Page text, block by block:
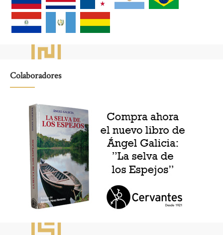
Colaboradores